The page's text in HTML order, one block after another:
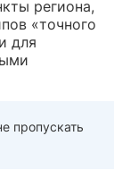
региона,
«точного
для
пропускать